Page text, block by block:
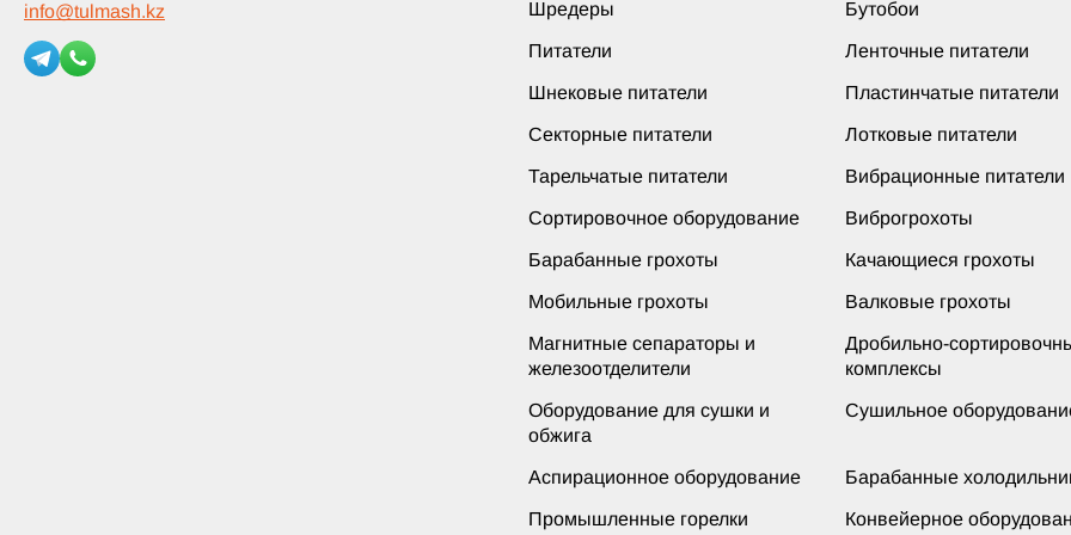
info@tulmash.kz Шредеры Бутобои
Питатели Ленточные питатели
Шнековые питатели Пластинчатые питатели
Секторные питатели Лотковые питатели
Тарельчатые питатели Вибрационные питатели
Сортировочное оборудование Виброгрохоты
Барабанные грохоты Качающиеся грохоты
Мобильные грохоты Валковые грохоты
Магнитные сепараторы и
железоотделители
Дробильно-
комплексы
Оборудование для сушки и
обжига
Сушильное
Аспирационное оборудование Барабанные
Промышленные горелки Конвейерное